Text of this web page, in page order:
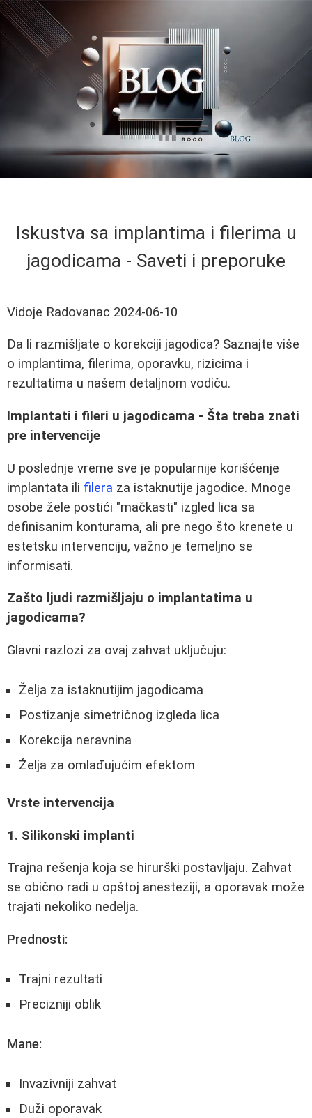
Iskustva sa implantima i filerima u
jagodicama - Saveti i preporuke
Vidoje Radovanac 2024-06-10
Da li razmišljate o korekciji jagodica? Saznajte više
o implantima, filerima, oporavku, rizicima i
rezultatima u našem detaljnom vodiču.
Implantati i fileri u jagodicama - Šta treba znati
pre intervencije
U poslednje vreme sve je popularnije korišćenje
implantata ili filera za istaknutije jagodice. Mnoge
osobe žele postići "mačkasti" izgled lica sa
definisanim konturama, ali pre nego što krenete u
estetsku intervenciju, važno je temeljno se
informisati.
Zašto ljudi razmišljaju o implantatima u
jagodicama?
Glavni razlozi za ovaj zahvat uključuju:
Želja za istaknutijim jagodicama
Postizanje simetričnog izgleda lica
Korekcija neravnina
Želja za omlađujućim efektom
Vrste intervencija
1. Silikonski implanti
Trajna rešenja koja se hirurški postavljaju. Zahvat
se obično radi u opštoj anesteziji, a oporavak može
trajati nekoliko nedelja.
Prednosti:
Trajni rezultati
Precizniji oblik
Mane:
Invazivniji zahvat
Duži oporavak